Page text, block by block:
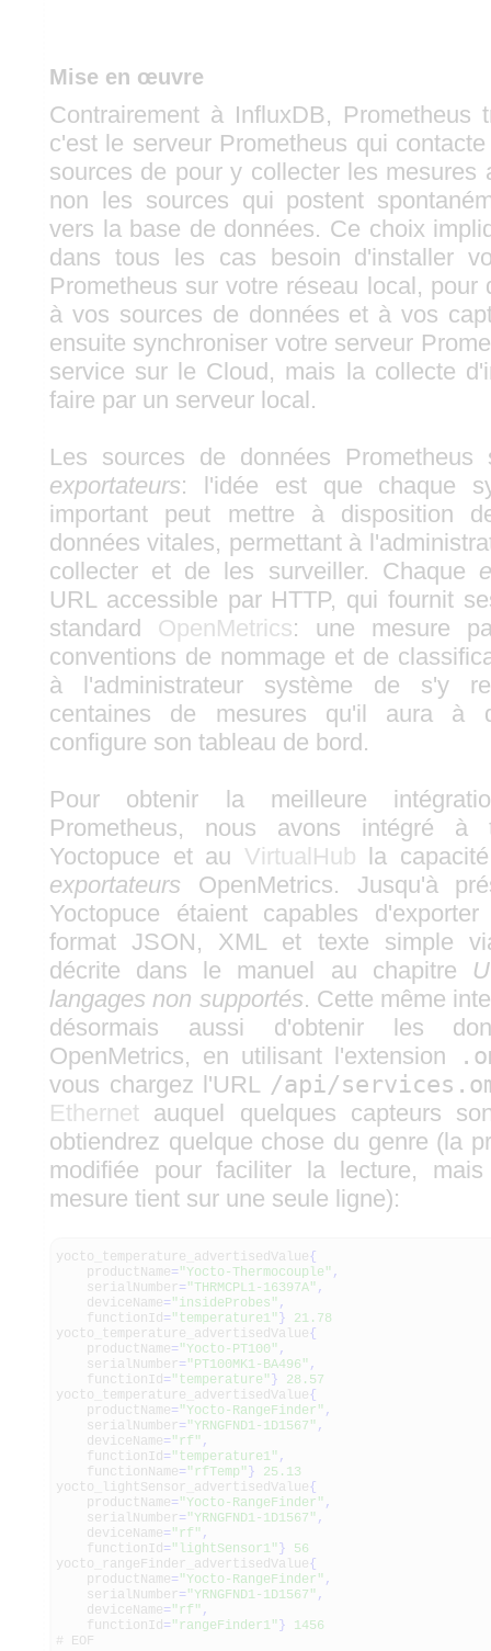
Mise en œuvre
Contrairement à InfluxDB, Prometheus
c'est le serveur Prometheus qui
sources de pour y collecter les mesures
non les sources qui postent
vers la base de données. Ce choix
dans tous les cas besoin d'installer
Prometheus sur votre réseau local, pour
à vos sources de données et à vos
ensuite synchroniser votre serveur
service sur le Cloud, mais la collecte
faire par un serveur local.
Les sources de données Prometheus
exportateurs: l'idée est que chaque
important peut mettre à disposition
données vitales, permettant à
collecter et de les surveiller. Chaque
URL accessible par HTTP, qui fournit
standard OpenMetrics: une mesure
conventions de nommage et de
à l'administrateur système de s'y
centaines de mesures qu'il aura à
configure son tableau de bord.
Pour obtenir la meilleure
Prometheus, nous avons intégré à
Yoctopuce et au VirtualHub la
exportateurs OpenMetrics. Jusqu'à
Yoctopuce étaient capables
format JSON, XML et texte simple
décrite dans le manuel au chapitre
langages non supportés. Cette même
désormais aussi d'obtenir les
OpenMetrics, en utilisant l'extension
vous chargez l'URL /api/
Ethernet auquel quelques capteurs
obtiendrez quelque chose du genre (la
modifiée pour faciliter la lecture,
mesure tient sur une seule ligne):
yocto_temperature_advertisedValue{
productName= "Yocto-Thermocouple" ,
serialNumber= "THRMCPL1-16397A" ,
deviceName= "insideProbes" ,
functionId= "temperature1" }
21.78
yocto_temperature_advertisedValue{
productName= "Yocto-PT100" ,
serialNumber= "PT100MK1-BA496" ,
functionId= "temperature" }
28.57
yocto_temperature_advertisedValue{
productName= "Yocto-RangeFinder" ,
serialNumber= "YRNGFND1-1D1567" ,
deviceName= "rf" ,
functionId= "temperature1" ,
functionName= "rfTemp" }
25.13
yocto_lightSensor_advertisedValue{
productName= "Yocto-RangeFinder" ,
serialNumber= "YRNGFND1-1D1567" ,
deviceName= "rf" ,
functionId= "lightSensor1" }
56
yocto_rangeFinder_advertisedValue{
productName= "Yocto-RangeFinder" ,
serialNumber= "YRNGFND1-1D1567" ,
deviceName= "rf" ,
functionId= "rangeFinder1" }
1456
# EOF